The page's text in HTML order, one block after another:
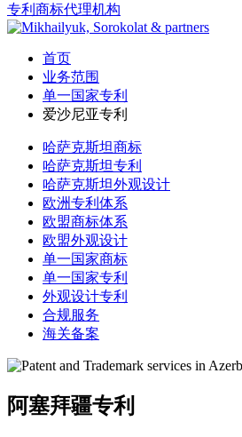
专利商标代理机构
首页
业务范围
单一国家专利
爱沙尼亚专利
哈萨克斯坦商标
哈萨克斯坦专利
哈萨克斯坦外观设计
欧洲专利体系
欧盟商标体系
欧盟外观设计
单一国家商标
单一国家专利
外观设计专利
合规服务
海关备案
阿塞拜疆专利